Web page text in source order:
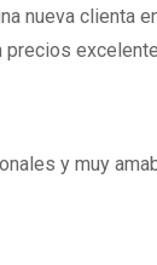
nueva clienta
y muy